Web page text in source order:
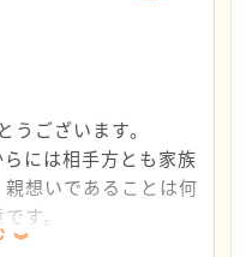
きます。同窓会や一
は、もちろん行きま
つも一人ではなく、
います。親思いは、わ
いるより、ご主人に、
父さんとお母さんに
さい。ご主人も喜ぶ
ございます。
には相手方とも家族
想いであることは何
す。